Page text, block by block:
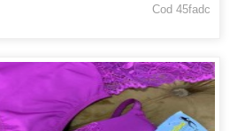
Cod 45fadc